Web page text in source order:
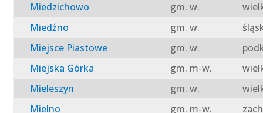
Miedzichowo
gm. w.
Miedźno
gm. w.
Miejsce Piastowe
gm. w.
Miejska Górka
gm. m-w.
Mieleszyn
gm. w.
Mielno
gm. m-w.